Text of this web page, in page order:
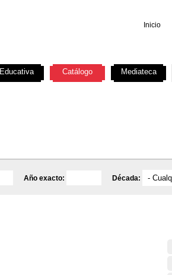
Inicio
Año exacto: Década:
Educativa Catálogo Mediateca